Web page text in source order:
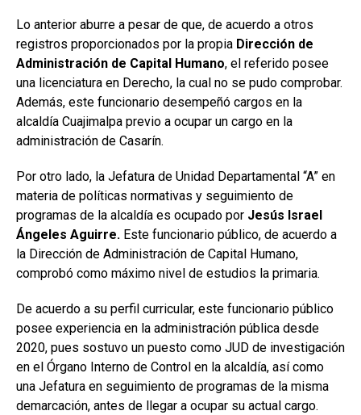
Lo anterior aburre a pesar de que, de acuerdo a otros
registros proporcionados por la propia Dirección de
Administración de Capital Humano, el referido posee
una licenciatura en Derecho, la cual no se pudo comprobar.
Además, este funcionario desempeñó cargos en la
alcaldía Cuajimalpa previo a ocupar un cargo en la
administración de Casarín.
Por otro lado, la Jefatura de Unidad Departamental “A” en
materia de políticas normativas y seguimiento de
programas de la alcaldía es ocupado por Jesús Israel
Ángeles Aguirre. Este funcionario público, de acuerdo a
la Dirección de Administración de Capital Humano,
comprobó como máximo nivel de estudios la primaria.
De acuerdo a su perfil curricular, este funcionario público
posee experiencia en la administración pública desde
2020, pues sostuvo un puesto como JUD de investigación
en el Órgano Interno de Control en la alcaldía, así como
una Jefatura en seguimiento de programas de la misma
demarcación, antes de llegar a ocupar su actual cargo.